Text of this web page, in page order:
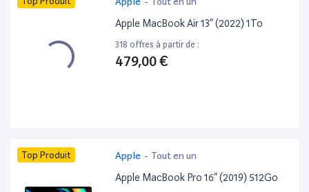
Apple MacBook Air 13” (2022) 1To
318 offres à partir de :
479,00 €
Top Produit Apple - Tout en un
Apple MacBook Pro 16” (2019) 512Go